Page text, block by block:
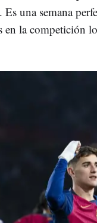
una semana
en la competición